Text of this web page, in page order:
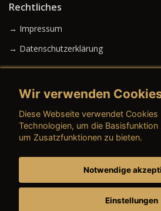
Rechtliches
→ Impressum
→ Datenschutzerklärung
→ AGB (Gebrauchtwagen)
→ AGB (Dienstleistungen)
Wir verwenden
Diese Webseite verwendet Cookies
Technologien, um die
um Zusatzfunktionen zu bieten.
Notwendige
Einstellungen